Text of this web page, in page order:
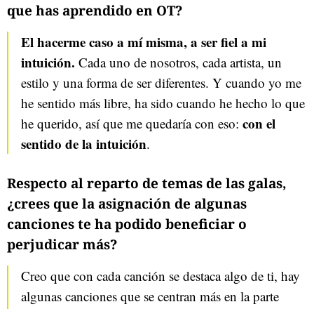
que has aprendido en OT?
El hacerme caso a mí misma, a ser fiel a mi
intuición. Cada uno de nosotros, cada artista, un
estilo y una forma de ser diferentes. Y cuando yo me
he sentido más libre, ha sido cuando he hecho lo que
he querido, así que me quedaría con eso: con el
sentido de la intuición.
Respecto al reparto de temas de las galas,
¿crees que la asignación de algunas
canciones te ha podido beneficiar o
perjudicar más?
Creo que con cada canción se destaca algo de ti, hay
algunas canciones que se centran más en la parte